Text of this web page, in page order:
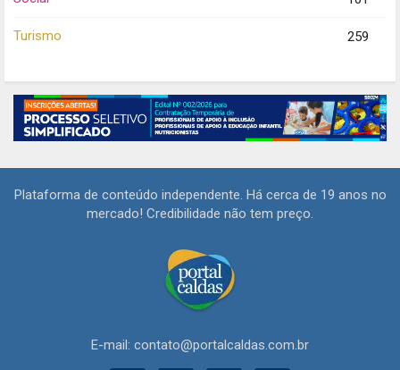
Turismo 259
Plataforma de conteúdo independente. Há cerca de 19 anos no
mercado! Credibilidade não tem preço.
E-mail: contato@portalcaldas.com.br